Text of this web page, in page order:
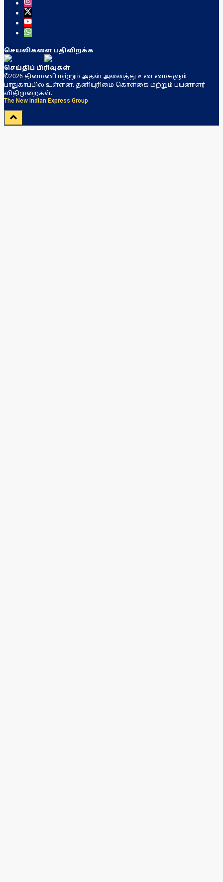
செயலிகளை பதிவிறக்க
செய்திப் பிரிவுகள்
©2026 தினமணி மற்றும் அதன் அனைத்து உடைமைகளும்
பாதுகாப்பில் உள்ளன. தனியுரிமை கொள்கை மற்றும் பயனாளர்
விதிமுறைகள்.
The New Indian Express Group